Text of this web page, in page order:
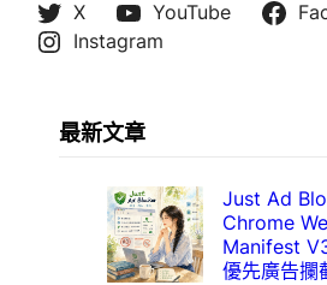
X YouTube
Instagram
最新文章
Just Ad
Chrome
Manifest
優先廣告攔